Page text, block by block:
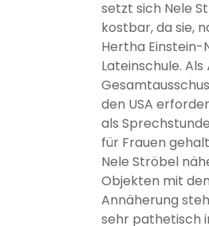
setzt sich Nele
kostbar, da sie,
Hertha Einstein-
Lateinschule.
den USA
als
für Frauen
Nele Ströbel
Objekten mit
Annäherung
sehr pathetisch